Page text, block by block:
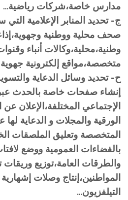
مدارس خاصة،شركات رياضية…
ج- تحديد المنابر الإعلامية
صحف محلية ووطنية
وطنية،محلية،وكالات أنباء
متخصصة،مواقع إلكترونية
ح- تحديد وسائل الدعاية
إنشاء صفحات خاصة بالحدث
الإجتماعي المختلفة،الإعلان عن
الورقية والمجلات و الدعاية لها
المتخصصة وتعليق الملصقات
بالفضاءات العمومية ووضع
والطرقات العامة،توزيع
المواطنين،إنتاج وصلات
التيلفزيون…